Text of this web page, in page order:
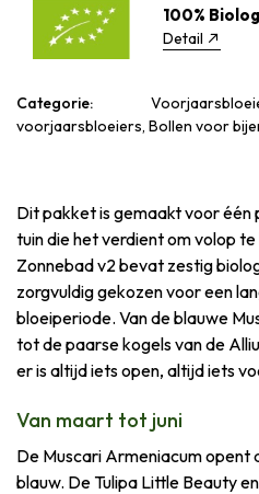
100%
Detail
Categorie:
voorjaarsbloeiers, Bollen voor
Dit pakket is gemaakt voor één
tuin die het verdient om volop
Zonnebad v2 bevat zestig
zorgvuldig gekozen voor een
bloeiperiode. Van de blauwe
tot de paarse kogels van de
er is altijd iets open, altijd iets
Van maart tot juni
De Muscari Armeniacum opent
blauw. De Tulipa Little Beauty